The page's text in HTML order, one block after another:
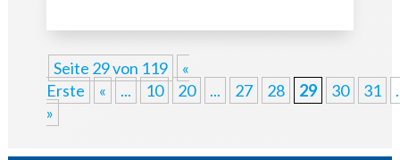
Seite 29 von 119
«
Erste
« ... 10 20 ... 27 28 29 30 31
»